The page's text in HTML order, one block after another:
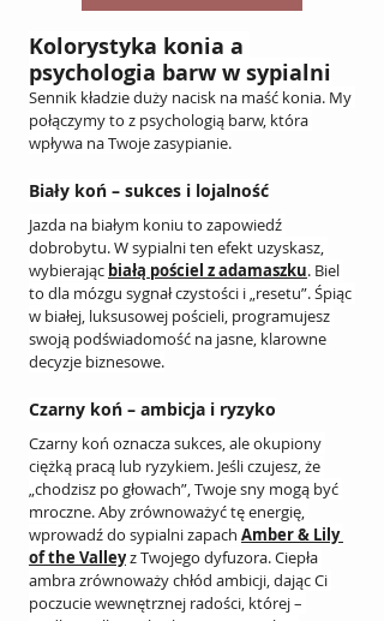
Kolorystyka konia a
psychologia barw w sypialni
Sennik kładzie duży nacisk na maść konia. My
połączymy to z psychologią barw, która
wpływa na Twoje zasypianie.
Biały koń – sukces i lojalność
Jazda na białym koniu to zapowiedź
dobrobytu. W sypialni ten efekt uzyskasz,
wybierając białą pościel z adamaszku. Biel
to dla mózgu sygnał czystości i „resetu”. Śpiąc
w białej, luksusowej pościeli, programujesz
swoją podświadomość na jasne, klarowne
decyzje biznesowe.
Czarny koń – ambicja i ryzyko
Czarny koń oznacza sukces, ale okupiony
ciężką pracą lub ryzykiem. Jeśli czujesz, że
„chodzisz po głowach”, Twoje sny mogą być
mroczne. Aby zrównoważyć tę energię,
wprowadź do sypialni zapach Amber & Lily
of the Valley z Twojego dyfuzora. Ciepła
ambra zrównoważy chłód ambicji, dając Ci
poczucie wewnętrznej radości, której –